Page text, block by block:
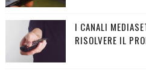
I CANALI
RISOLVERE IL